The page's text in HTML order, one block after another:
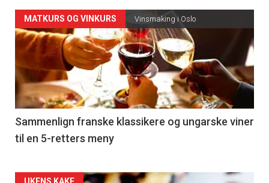
Forsiden
akkurat
nå
-
5
MATKURS OG VINKURS Vinsmaking i Oslo
Sammenlign franske klassikere og ungarske viner
til en 5-retters meny